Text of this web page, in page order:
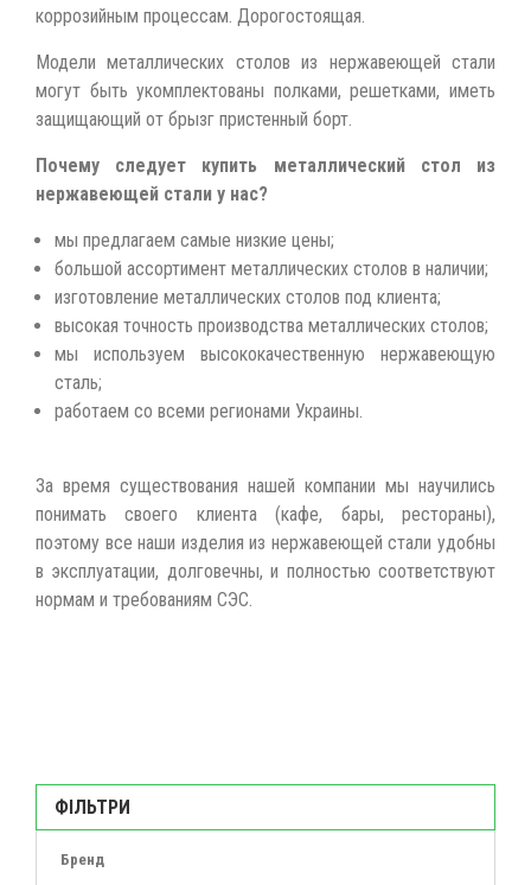
коррозийным процессам. Дорогостоящая.
Модели металлических столов из нержавеющей стали
могут быть укомплектованы полками, решетками, иметь
защищающий от брызг пристенный борт.
Почему следует купить металлический стол из
нержавеющей стали у нас?
мы предлагаем самые низкие цены;
большой ассортимент металлических столов в наличии;
изготовление металлических столов под клиента;
высокая точность производства металлических столов;
мы используем высококачественную нержавеющую
сталь;
работаем со всеми регионами Украины.
За время существования нашей компании мы научились
понимать своего клиента (кафе, бары, рестораны),
поэтому все наши изделия из нержавеющей стали удобны
в эксплуатации, долговечны, и полностью соответствуют
нормам и требованиям СЭС.
ФІЛЬТРИ
Бренд